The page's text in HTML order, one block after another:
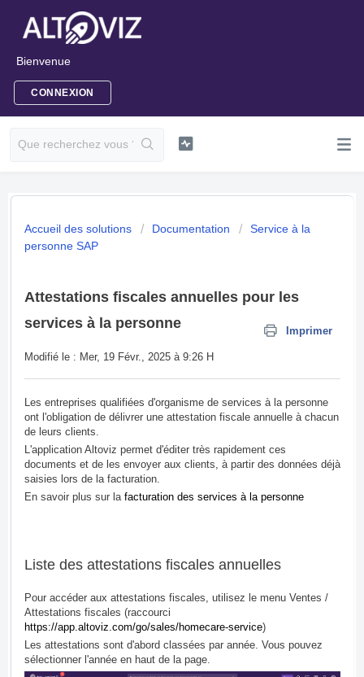
Bienvenue
CONNEXION
Accueil des solutions Documentation
Service à la
personne SAP
Attestations fiscales annuelles pour les
services à la personne
Imprimer
Modifié le : Mer, 19 Févr., 2025 à 9:26 H
Les entreprises qualifiées d'organisme de services à la personne
ont l'obligation de délivrer une attestation fiscale annuelle à chacun
de leurs clients.
L'application Altoviz permet d'éditer très rapidement ces
documents et de les envoyer aux clients, à partir des données déjà
saisies lors de la facturation.
En savoir plus sur la facturation des services à la personne
Liste des attestations fiscales annuelles
Pour accéder aux attestations fiscales, utilisez le menu Ventes /
Attestations fiscales (raccourci
https://app.altoviz.com/go/sales/homecare-service)
Les attestations sont d'abord classées par année. Vous pouvez
sélectionner l'année en haut de la page.